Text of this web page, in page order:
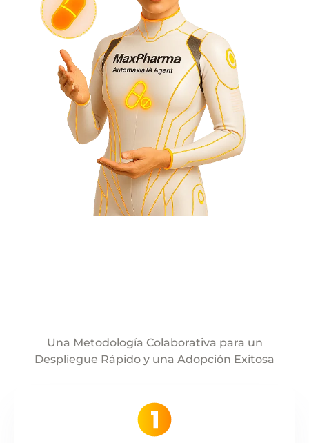
Una Metodología Colaborativa para un
Despliegue Rápido y una Adopción Exitosa